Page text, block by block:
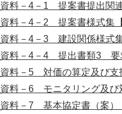
資料－4－1 提案書提出関
資料－4－2 提案書様式集
資料－4－3 建設関係様式
資料－4－4 提出書類3 要
資料－5 対価の算定及び支
資料－6 モニタリング及び
資料－7 基本協定書（案）